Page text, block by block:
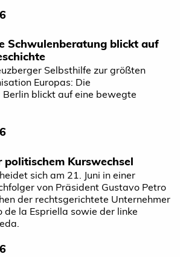
Schwulenberatung blickt auf
Selbsthilfe zur größten
Europas: Die
blickt auf eine bewegte
politischem Kurswechsel
sich am 21. Juni in einer
von Präsident Gustavo Petro
der rechtsgerichtete Unternehmer
de la Espriella sowie der linke